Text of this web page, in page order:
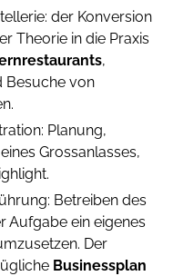
der Konversion
Theorie in die Praxis
,
Besuche von
Planung,
Grossanlasses,
Betreiben des
Aufgabe ein eigenes
Der
Businessplan